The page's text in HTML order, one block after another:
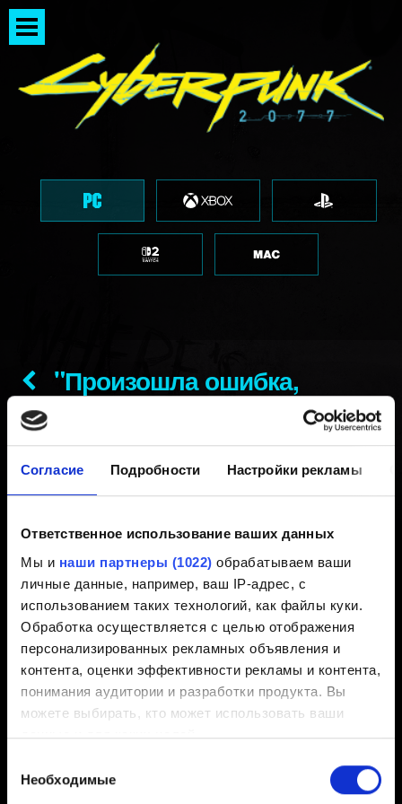
Согласие Подробности Настройки рекламы
Ответственное использование ваших данных
Мы и наши партнеры (1022) обрабатываем ваши
личные данные, например, ваш IP-адрес, с
использованием таких технологий, как файлы куки.
Обработка осуществляется с целью отображения
персонализированных рекламных объявления и
контента, оценки эффективности рекламы и контента,
понимания аудитории и разработки продукта. Вы
можете выбирать, кто может использовать ваши
данные и для каких целей.
Если вы разрешите, мы также хотели бы:
согласия
Необходимые
"Произошла ошибка,
вызванная повреждением или
отсутствием файла скриптов.
закрыта."
Создано 3 года назад Обновлено 6 месяцев назад
Если у вас возникает эта ошибка при запуске
Cyberpunk 2077, выполните чистую установку игры
согласноэтой инструкции.